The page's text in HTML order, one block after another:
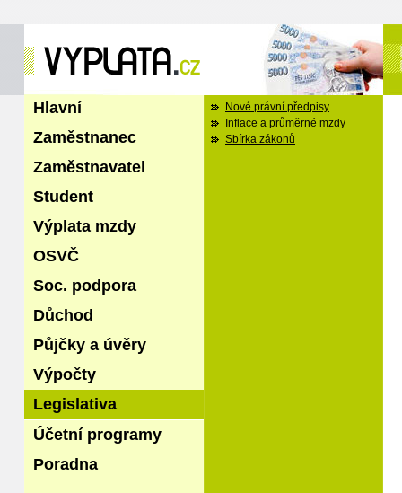
Hlavní
Zaměstnanec
Zaměstnavatel
Student
Výplata mzdy
OSVČ
Soc. podpora
Důchod
Půjčky a úvěry
Výpočty
Legislativa
Účetní programy
Poradna
Nové právní předpisy
Inflace a průměrné mzdy
Sbírka zákonů